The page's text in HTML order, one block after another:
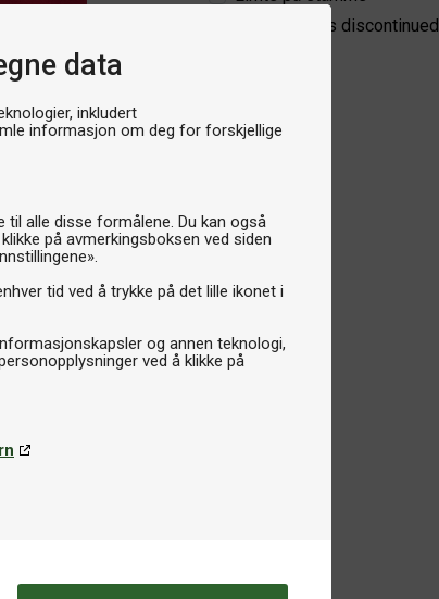
data
inkludert
informasjon om deg for forskjellige
til alle disse formålene. Du kan også
på avmerkingsboksen ved siden
tid ved å trykke på det lille ikonet i
og annen teknologi,
ved å klikke på
The product is discontinued